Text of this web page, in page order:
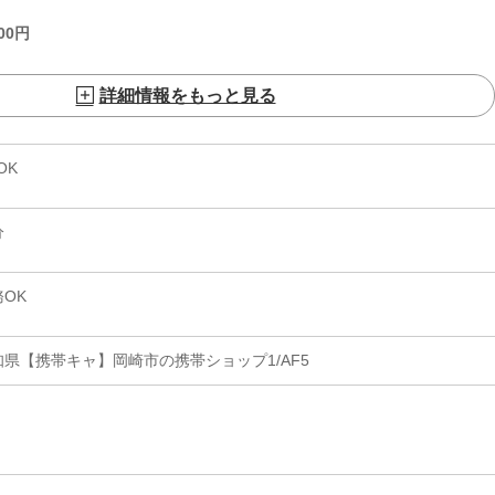
円
詳細情報をもっと見る
OK
【携帯キャ】岡崎市の携帯ショップ1/AF5